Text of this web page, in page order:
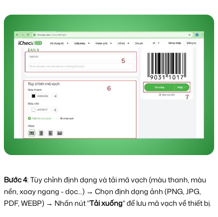
Bước 4: Tùy chỉnh định dạng và tải mã vạch (màu thanh, màu
nền, xoay ngang - dọc...) → Chọn định dạng ảnh (PNG, JPG,
PDF, WEBP) → Nhấn nút "Tải xuống" để lưu mã vạch về thiết bị.